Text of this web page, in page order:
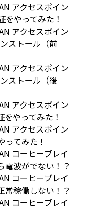
アクセスポイン
をやってみた！
アクセスポイン
ストール（前
アクセスポイン
ストール（後
アクセスポイン
をやってみた！
アクセスポイン
ってみた！
コーヒーブレイ
電波がでない！？
コーヒーブレイ
常稼働しない！？
コーヒーブレイ